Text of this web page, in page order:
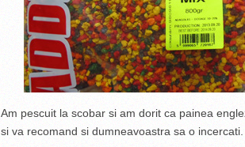
Am pescuit la scobar si am dorit ca painea
si va recomand si dumneavoastra sa o incercati.